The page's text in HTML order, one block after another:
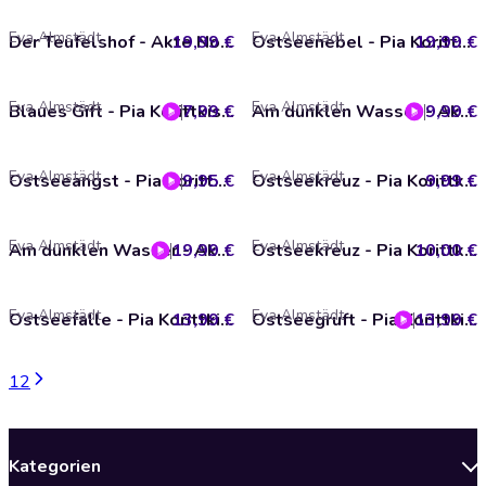
Der Teufelshof - Akte Nordsee, Teil 2 (Ungekürzt)
Eva Almstädt 19,99 € Ostseenebel - Pia Korittkis achtzehnter Fall - Kommissarin Pia Korittki, Teil 18 (Ungekürzt)
Eva Almstädt 19,99 €
Blaues Gift - Pia Korittkis dritter Fall - Kommissarin Pia Korittki 3 (Ungekürzt)
Eva Almstädt 7,99 € Am dunklen Wasser - Akte Nordsee, Teil 1 (Gekürzt)
Eva Almstädt 9,99 €
Ostseeangst - Pia Korittkis vierzehnter Fall - Kommissarin Pia Korittki 14 (Ungekürzt)
Eva Almstädt 9,95 € Ostseekreuz - Pia Korittkis siebzehnter Fall - Kommissarin Pia Korittki 17 (Gekürzt)
Eva Almstädt 9,99 €
Am dunklen Wasser - Akte Nordsee, Teil 1 (Ungekürzt)
Eva Almstädt 19,99 € Ostseekreuz - Pia Korittkis siebzehnter Fall - Kommissarin Pia Korittki 17 (Ungekürzt)
Eva Almstädt 10,00 €
Ostseefalle - Pia Korittkis sechzehnter Fall - Kommissarin Pia Korittki 16 (Ungekürzt)
Eva Almstädt 13,99 € Ostseegruft - Pia Korittkis fünfzehnter Fall - Kommissarin Pia Korittki, Folge 15 (Ungekürzt)
Eva Almstädt 13,99 €
12
Kategorien